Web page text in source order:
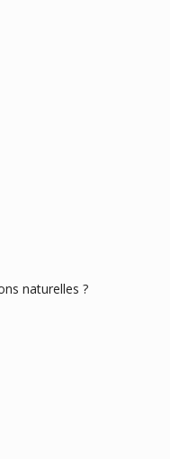
naturelles ?